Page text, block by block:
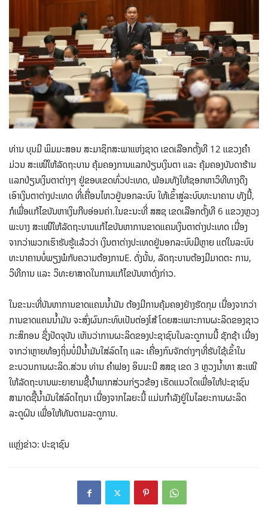
ທ່ານ ບຸນມີ ພິມມະສອນ ສະມາຊິກສະພາແຫ່ງຊາດ ເຂດເລືອກຕັ້ງທີ 12 ແຂວງຄຳ
ມ່ວນ ສະເໜີໃຫ້ລັດຖະບານ ຄຸ້ມຄອງການແລກປ່ຽນເງິນຕາ ແລະ ຄຸ້ມຄອງບັນດາຮ້ານ
ແລກປ່ຽນເງິນຕາຕ່າງໆ ຢູ່ຂອບເຂດທົ່ວປະເທດ, ພ້ອມທັງໃຫ້ຊອກຫາວິທີທາງດຶງ
ເອົາເງິນຕາຕ່າງປະເທດ ທີ່ເຄື່ອນໄຫວຢູ່ນອກລະບົບ ໃຫ້ເຂົ້າສູ່ລະບົບທະນາຄານ ທັງນີ້,
ກໍເພື່ອແກ້ໄຂບັນຫາເງິນກີບອ່ອນຄ່າ.ໃນຂະນະທີ່ ສສຊ ເຂດເລືອກຕັ້ງທີ 6 ແຂວງຫຼວງ
ພະບາງ ສະເໜີໃຫ້ລັດຖະບານແກ້ໄຂບັນຫາການຂາດແຄນເງິນຕາຕ່າງປະເທດ ເນື່ອງ
ຈາກວ່າພວກເຮົາຮັບຮູ້ແລ້ວວ່າ ເງິນຕາຕ່າງປະເທດຢູ່ນອກລະບົບມີຫຼາຍ ແຕ່ໃນລະບົບ
ທະນາຄານບໍ່ພຽງພໍກັບຄວາມຕ້ອງການE. ດັ່ງນັ້ນ, ລັດຖະບານຕ້ອງມີມາດຕະ ການ,
ວິທີການ ແລະ ວິທະຍາສາດໃນການແກ້ໄຂບັນຫາດັ່ງກ່າວ.
ໃນຂະນະທີ່ບັນຫາການຂາດແຄນນ້ຳມັນ ຕ້ອງມີການຄຸ້ມຄອງຢ່າງຮັດກຸມ ເນື່ອງຈາກວ່າ
ການຂາດແຄນນ້ຳມັນ ຈະສົ່ງຜົນກະທົບເປັນຕ່ອງໂສ້ ໂດຍສະເພາະການຜະລິດຂອງຊາວ
ກະສິກອນ ຊຶ່ງປັດຈຸບັນ ເຫັນວ່າການຜະລິດຂອງປະຊາຊົນໃນລະດູການນີ້ ຊັກຊ້າ ເນື່ອງ
ຈາກວ່າຫຼາຍທ້ອງຖິ່ນບໍ່ມີນ້ຳມັນໃສ່ລົດໄຖ ແລະ ເຄື່ອງກົນຈັກຕ່າງໆທີ່ຮັບໃຊ້ເຂົ້າໃນ
ຂະບວນການຜະລິດ.ສ່ວນ ທ່ານ ຄຳຟອງ ອິນມະນີ ສສຊ ເຂດ 3 ຫຼວງນ້ຳທາ ສະເໜີ
ໃຫ້ລັດຖະບານພະຍາຍາມຊີ້ນຳພາກສ່ວນກ່ຽວຂ້ອງ ເຮັດແນວໃດເພື່ອໃຫ້ປະຊາຊົນ
ສາມາດຊື້ນ້ຳມັນໃສ່ລົດໄຖນາ ເນື່ອງຈາກໄລຍະນີ້ ແມ່ນກຳລັງຢູ່ໃນໄລຍະການຜະລິດ
ລະດູຝົນ ເພື່ອໃຫ້ທັນຕາມລະດູການ.
ແຫຼ່ງຂ່າວ: ປະຊາຊົນ